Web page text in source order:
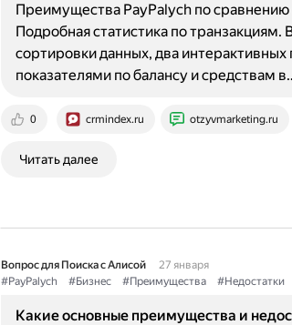
0 crmindex.ru otzyvmarketing.ru
Преимущества PayPalych по
Подробная статистика по транзакциям.
сортировки данных, два
показателями по балансу и средствам
Читать далее
Вопрос для Поиска с Алисой
27 января
#PayPalych
#Бизнес #Преимущества #Недостатки
Какие основные преимущества и